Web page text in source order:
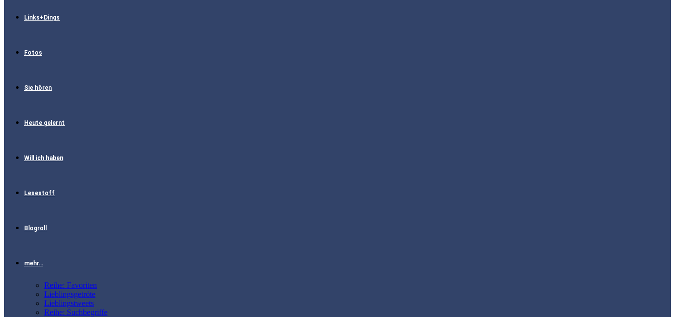
Links+Dings
Fotos
Sie hören
Heute gelernt
Will ich haben
Lesestoff
Blogroll
mehr…
Reihe: Favoriten
Lieblingsgetröte
Lieblingstweets
Reihe: Suchbegriffe